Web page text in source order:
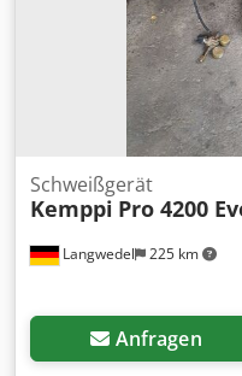
Langwedel 225 km
Schweißgerät
Kemppi Pro 4200
Anfragen